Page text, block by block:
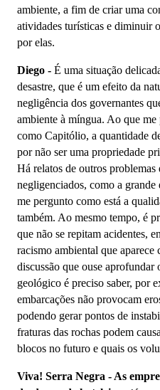
ambiente, a fim de criar uma
atividades turísticas e diminuir
por elas.
Diego - É uma situação
desastre, que é um efeito da
negligência dos governantes
ambiente à míngua. Ao que
como Capitólio, a quantidade
por não ser uma propriedade
Há relatos de outros problemas
negligenciados, como a
me pergunto como está a
também. Ao mesmo tempo, é
que não se repitam acidentes,
racismo ambiental que
discussão que ouse
geológico é preciso saber, por
embarcações não provocam
podendo gerar pontos de
fraturas das rochas podem
blocos no futuro e quais os
Viva! Serra Negra - As